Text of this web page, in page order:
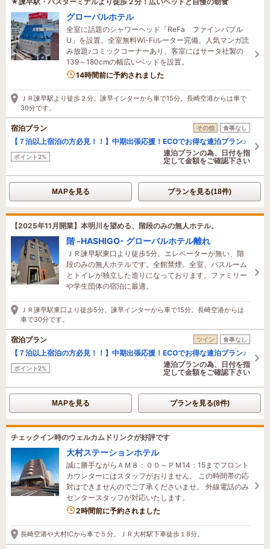
グローバルホテル
全室に話題のシャワーヘッド「ReFa ファインバブル
U」を設置。全室無料Wi-Fiルーター完備。人気マンガ読
み放題♪コミックコーナーあり。客室にはサータ社製の
139～180cmの幅広いベッドを設置。
14時間前に予約されました
ＪＲ諫早駅より徒歩２分。諫早インターから車で15分。長崎空港からは車で
30分です。
宿泊プラン その他 食事なし
【７泊以上宿泊の方必見！！】中期出張応援！ECOでお得な連泊プラン♪
ポイント2%
連泊プランの為、日付を指
定して金額をご確認下さい
MAPを見る プランを見る(18件)
【2025年11月開業】本明川を望める、階段のみの無人ホテル。
階 -HASHIGO- グローバルホテル離れ
ＪＲ諫早駅東口より徒歩5分。エレベーターが無い、階
段のみの無人ホテルです。全館禁煙。全室、バスルーム
とトイレが独立した造りになっております。ファミリー
や学生団体の宿泊に最適。
ＪＲ諫早駅東口より徒歩5分。諫早インターから車で15分。長崎空港からは
車で30分です。
宿泊プラン ツイン 食事なし
【７泊以上宿泊の方必見！！】中期出張応援！ECOでお得な連泊プラン♪
ポイント2%
連泊プランの為、日付を指
定して金額をご確認下さい
MAPを見る プランを見る(8件)
チェックイン時のウェルカムドリンクが好評です
大村ステーションホテル
誠に勝手ながらＡＭ８：００～ＰＭ14：15までフロント
カウンターにはスタッフがおりません。 この時間帯の応
対はできませんのでご了承くださいませ。 外線電話のみ
センタースタッフが対応いたします。
2時間前に予約されました
長崎空港や大村ICから車で５分。ＪＲ大村駅下車徒歩１8分。